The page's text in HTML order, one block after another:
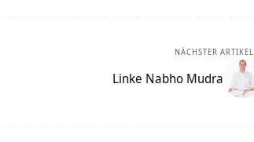
NÄCHSTER ARTIKEL
Linke Nabho Mudra